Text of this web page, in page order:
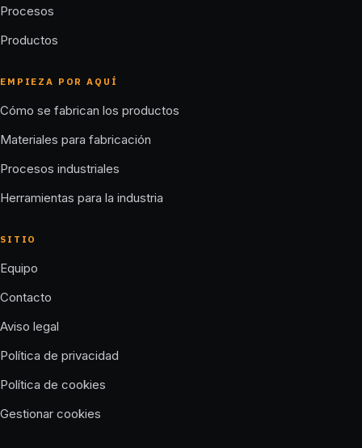
Procesos
Productos
EMPIEZA POR AQUÍ
Cómo se fabrican los productos
Materiales para fabricación
Procesos industriales
Herramientas para la industria
SITIO
Equipo
Contacto
Aviso legal
Política de privacidad
Política de cookies
Gestionar cookies